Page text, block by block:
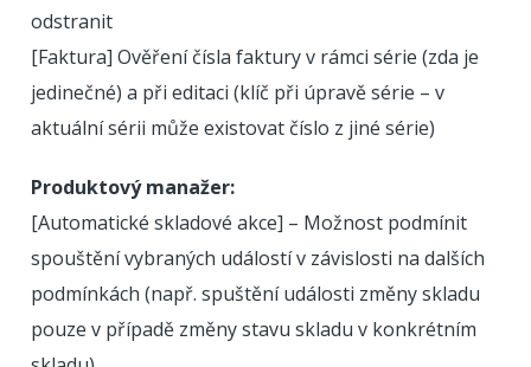
odstranit
[Faktura] Ověření čísla faktury v rámci série (zda je
jedinečné) a při editaci (klíč při úpravě série – v
aktuální sérii může existovat číslo z jiné série)
Produktový manažer:
[Automatické skladové akce] – Možnost podmínit
spouštění vybraných událostí v závislosti na dalších
podmínkách (např. spuštění události změny skladu
pouze v případě změny stavu skladu v konkrétním